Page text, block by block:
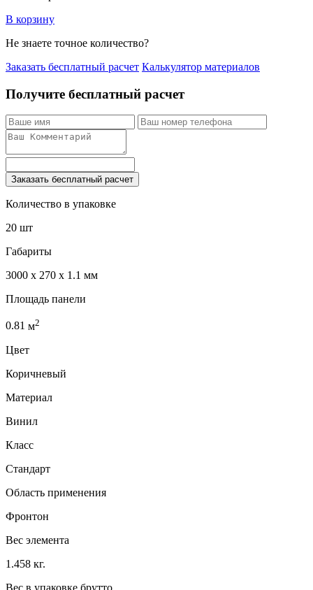
В корзину
Не знаете точное количество?
Заказать бесплатный расчет Калькулятор материалов
Получите бесплатный расчет
Заказать бесплатный расчет
Количество в упаковке
20 шт
Габариты
3000 x 270 x 1.1 мм
Площадь панели
0.81 м2
Цвет
Коричневый
Материал
Винил
Класс
Стандарт
Область применения
Фронтон
Вес элемента
1.458 кг.
Вес в упаковке брутто